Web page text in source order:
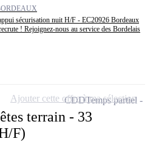
sécurisation nuit H/F - EC20926 Bordeaux
! Rejoignez-nous au service des Bordelais
terrain - 33
F)
CDDTemps partiel
Ajouter cette offre à ma sélection